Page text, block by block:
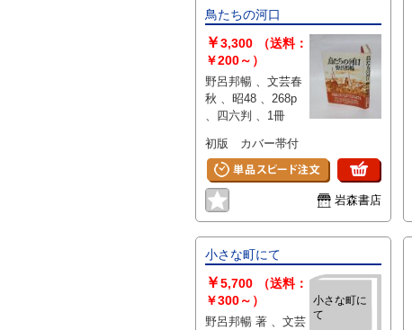
鳥たちの河口
￥3,300
（送料：
￥200～）
野呂邦暢 、文芸春
秋 、昭48 、268p
、四六判 、1冊
初版 カバー帯付
岩森書店
小さな町にて
小さな町に
て
￥5,700
（送料：
￥300～）
野呂邦暢 著 、文芸